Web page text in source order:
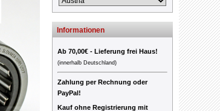
Informationen
Ab 70,00€ - Lieferung frei Haus!
(innerhalb Deutschland)
Zahlung per Rechnung oder
PayPal!
Kauf ohne Registrierung mit